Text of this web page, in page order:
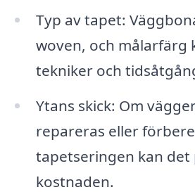
Typ av tapet:
woven, och målarfärg
tekniker och
Ytans skick: Om
repareras eller
tapetseringen kan det
kostnaden.